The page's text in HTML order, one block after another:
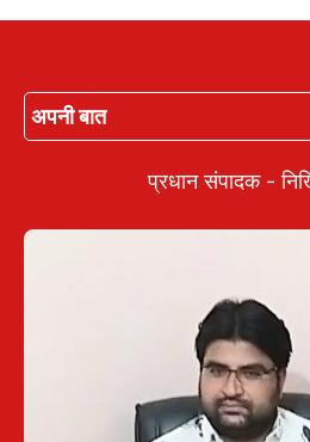
अपनी बात
प्रधान संपादक -